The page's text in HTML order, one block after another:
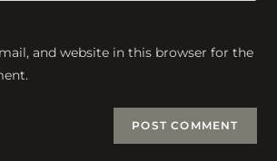
and website in this browser for the